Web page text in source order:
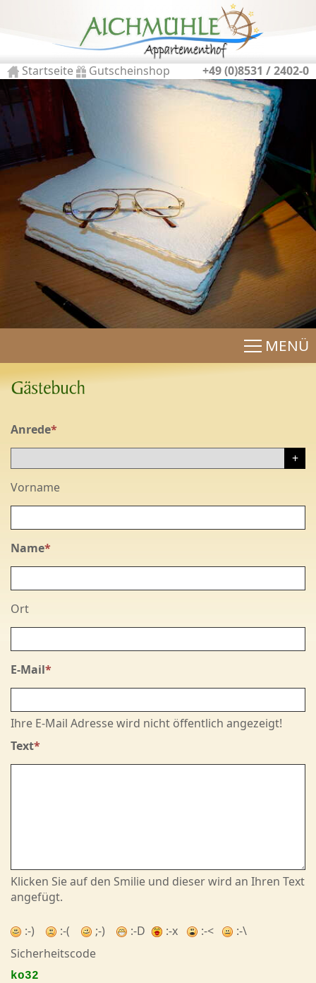
MENÜ
Anrede*
Vorname
Name*
Ort
E-Mail*
Ihre E-Mail Adresse wird nicht öffentlich angezeigt!
Text*
Klicken Sie auf den Smilie und dieser wird an Ihren Text
angefügt.
:-) :-( ;-) :-D :-x :-<
:-\
Sicherheitscode
ko32
+49 (0)8531 / 2402-0
Startseite Gutscheinshop